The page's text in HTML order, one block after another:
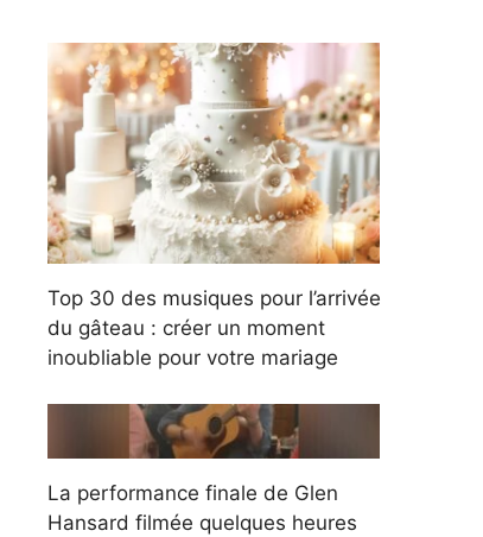
Top 30 des musiques pour l’arrivée
du gâteau : créer un moment
inoubliable pour votre mariage
La performance finale de Glen
Hansard filmée quelques heures